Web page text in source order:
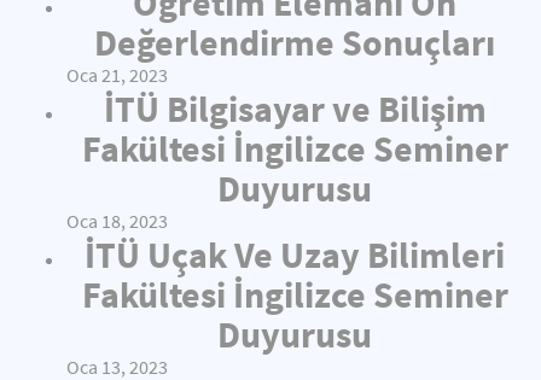
Değerlendirme Sonuçları
Oca 21, 2023
İTÜ Bilgisayar ve Bilişim
Fakültesi İngilizce Seminer
Duyurusu
Oca 18, 2023
İTÜ Uçak Ve Uzay Bilimleri
Fakültesi İngilizce Seminer
Duyurusu
Oca 13, 2023